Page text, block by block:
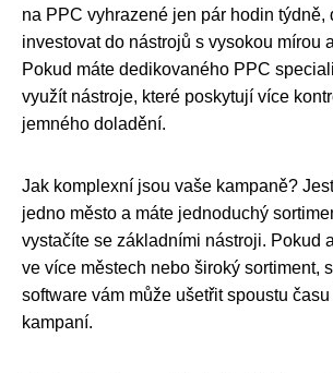
na PPC vyhrazené jen pár hodin týdně,
investovat do nástrojů s vysokou mírou
Pokud máte dedikovaného PPC
využít nástroje, které poskytují více
jemného doladění.
Jak komplexní jsou vaše kampaně?
jedno město a máte jednoduchý
vystačíte se základními nástroji. Pokud
ve více městech nebo široký sortiment,
software vám může ušetřit spoustu
kampaní.